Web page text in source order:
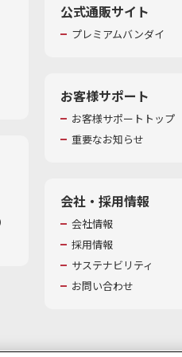
公式通販サイト
プレミアムバンダイ
お客様サポート
お客様サポートトップ
重要なお知らせ
会社・採用情報
会社情報
採用情報
サステナビリティ
お問い合わせ